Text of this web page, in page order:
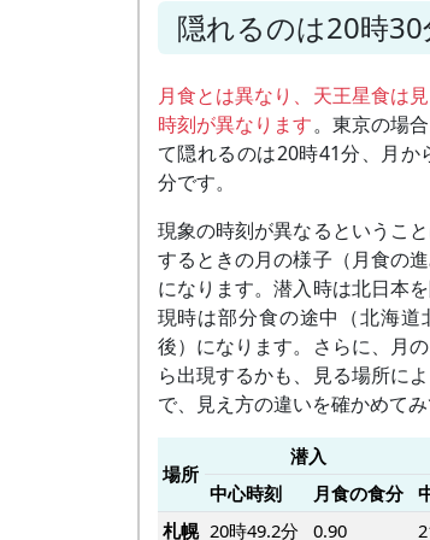
隠れるのは20時
月食とは異なり、天王星食は
時刻が異なります。東京の場
て隠れるのは20時41分、月
分です。
現象の時刻が異なるというこ
するときの月の様子（月食の
になります。潜入時は北日本
現時は部分食の途中（北海道
後）になります。さらに、月
ら出現するかも、見る場所に
で、見え方の違いを確かめてみ
場所
潜入
中心時刻
月食の食分
札幌 20時49.2分 0.90